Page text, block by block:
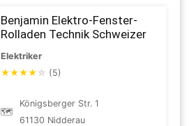
Benjamin Elektro-Fenster-
Rolladen Technik Schweizer
Elektriker
★★★★ ☆ (5)
🗺
Königsberger Str. 1
61130 Nidderau